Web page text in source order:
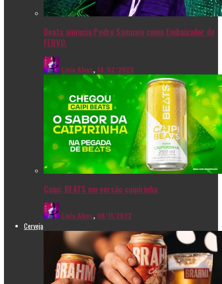
Beats anuncia Pedro Sampaio como Embaixador do
FERVO.
Livia Alves,14/02/2023
Caipi: BEATS em versão caipirinha
Livia Alves, 08/11/2022
Cerveja